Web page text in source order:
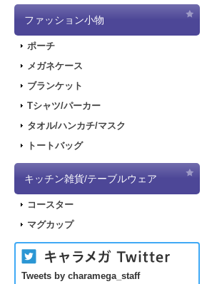
ファッション小物
ポーチ
メガネケース
ブランケット
Tシャツ/パーカー
タオル/ハンカチ/マスク
トートバッグ
キッチン雑貨/テーブルウェア
コースター
マグカップ
Tweets by charamega_staff